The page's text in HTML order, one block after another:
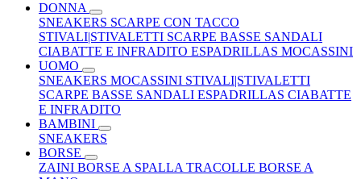
DONNA
SNEAKERS SCARPE CON TACCO
STIVALI|STIVALETTI SCARPE BASSE SANDALI
CIABATTE E INFRADITO ESPADRILLAS MOCASSINI
UOMO
SNEAKERS MOCASSINI STIVALI|STIVALETTI
SCARPE BASSE SANDALI ESPADRILLAS CIABATTE
E INFRADITO
BAMBINI
SNEAKERS
BORSE
ZAINI BORSE A SPALLA TRACOLLE BORSE A